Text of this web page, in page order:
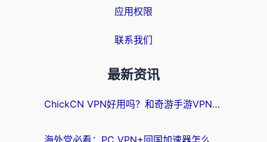
应用权限
联系我们
最新资讯
ChickCN VPN好用吗？和奇游手游VPN对比哪个回国效果更好？海外党亲测实用指南